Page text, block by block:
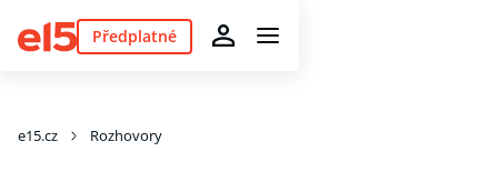
Předplatné
e15.cz Rozhovory